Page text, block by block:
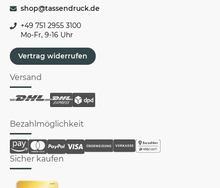
shop@tassendruck.de
+49 751 2955 3100
Mo-Fr, 9-16 Uhr
Vertrag widerrufen
Versand
Bezahlmöglichkeit
Sicher kaufen